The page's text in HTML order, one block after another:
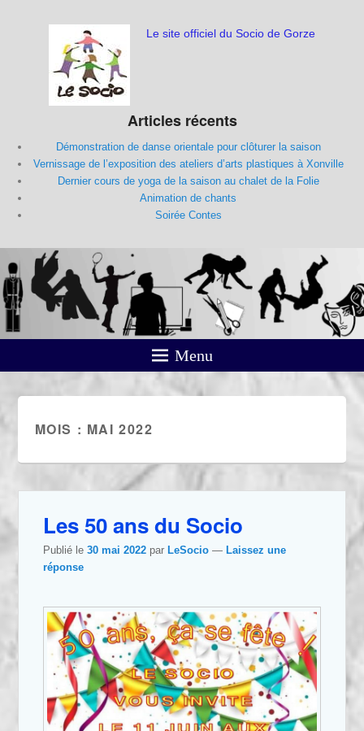
Le site officiel du Socio de Gorze
Articles récents
Démonstration de danse orientale pour clôturer la saison
Vernissage de l’exposition des ateliers d’arts plastiques à Xonville
Dernier cours de yoga de la saison au chalet de la Folie
Animation de chants
Soirée Contes
Menu
MOIS : MAI 2022
Les 50 ans du Socio
Publié le30 mai 2022 par LeSocio — Laissez une
réponse